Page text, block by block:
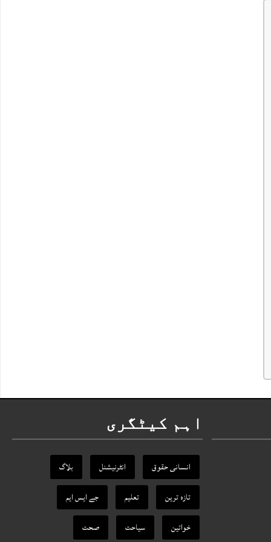
اہم کیٹگری
انسانی حقوق انٹرنیشنل
بلاگ
تازہ ترین
تعلیم
جے ایس ایم
خواتین
سیاحت صحت